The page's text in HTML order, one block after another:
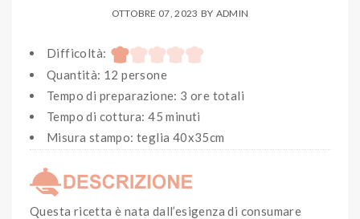
OTTOBRE 07, 2023 BY ADMIN
Difficoltà:
Quantità: 12 persone
Tempo di preparazione: 3 ore totali
Tempo di cottura: 45 minuti
Misura stampo: teglia 40x35cm
Questa ricetta è nata dall’esigenza di consumare